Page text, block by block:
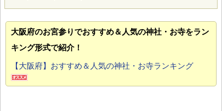
大阪府のお宮参りでおすすめ＆人気の神社・お寺をラン
キング形式で紹介！
【大阪府】おすすめ＆人気の神社・お寺ランキング